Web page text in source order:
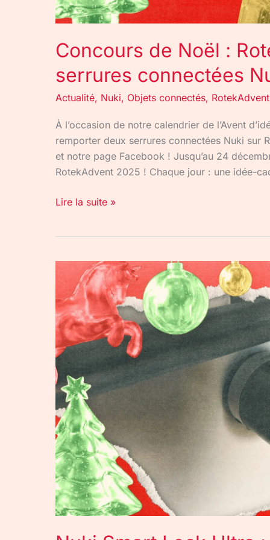
Concours de Noël :
serrures connectées
Actualité, Nuki, Objets connectés, RotekAdvent
À l’occasion de notre calendrier de l’Avent
remporter deux serrures connectées Nuki sur
et notre page Facebook ! Jusqu’au 24
RotekAdvent 2025 ! Chaque jour : une idée-
Lire la suite »
Smart
Lock
Ultra
:
test
d’une
serrure
connectée
vraiment
premium